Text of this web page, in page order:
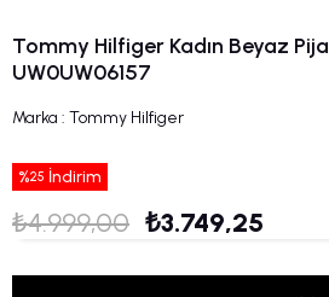
Tommy Hilfiger Kadın Beyaz
UW0UW06157
Marka : Tommy Hilfiger
%25 İndirim
₺4.999,00 ₺3.749,25